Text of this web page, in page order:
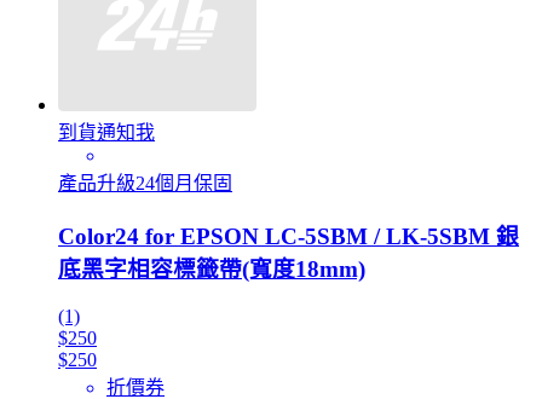
到貨通知我
產品升級24個月保固
Color24 for EPSON LC-5SBM / LK-5SBM 銀
底黑字相容標籤帶(寬度18mm)
(1)
$250
$250
折價券